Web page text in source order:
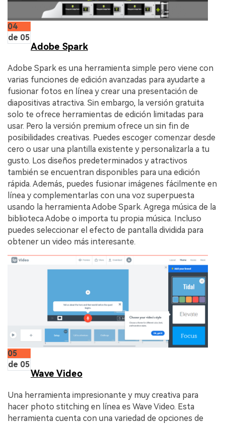
04
de 05
Adobe Spark
Adobe Spark es una herramienta simple pero viene con
varias funciones de edición avanzadas para ayudarte a
fusionar fotos en línea y crear una presentación de
diapositivas atractiva. Sin embargo, la versión gratuita
solo te ofrece herramientas de edición limitadas para
usar. Pero la versión premium ofrece un sin fin de
posibilidades creativas. Puedes escoger comenzar desde
cero o usar una plantilla existente y personalizarla a tu
gusto. Los diseños predeterminados y atractivos
también se encuentran disponibles para una edición
rápida. Además, puedes fusionar imágenes fácilmente en
línea y complementarlas con una voz superpuesta
usando la herramienta Adobe Spark. Agrega música de la
biblioteca Adobe o importa tu propia música. Incluso
puedes seleccionar el efecto de pantalla dividida para
obtener un video más interesante.
05
de 05
Wave Video
Una herramienta impresionante y muy creativa para
hacer photo stitching en línea es Wave Video. Esta
herramienta cuenta con una variedad de opciones de